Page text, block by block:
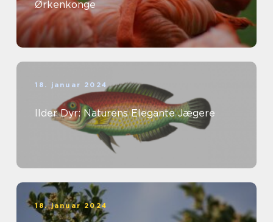
Ørkenkonge
18. januar 2024
Ilder Dyr: Naturens Elegante Jægere
18. januar 2024